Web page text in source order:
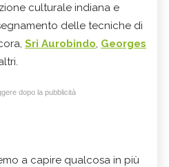
culturale indiana e
delle tecniche di
Sri Aurobindo, Georges
dopo la pubblicità
a capire qualcosa in più